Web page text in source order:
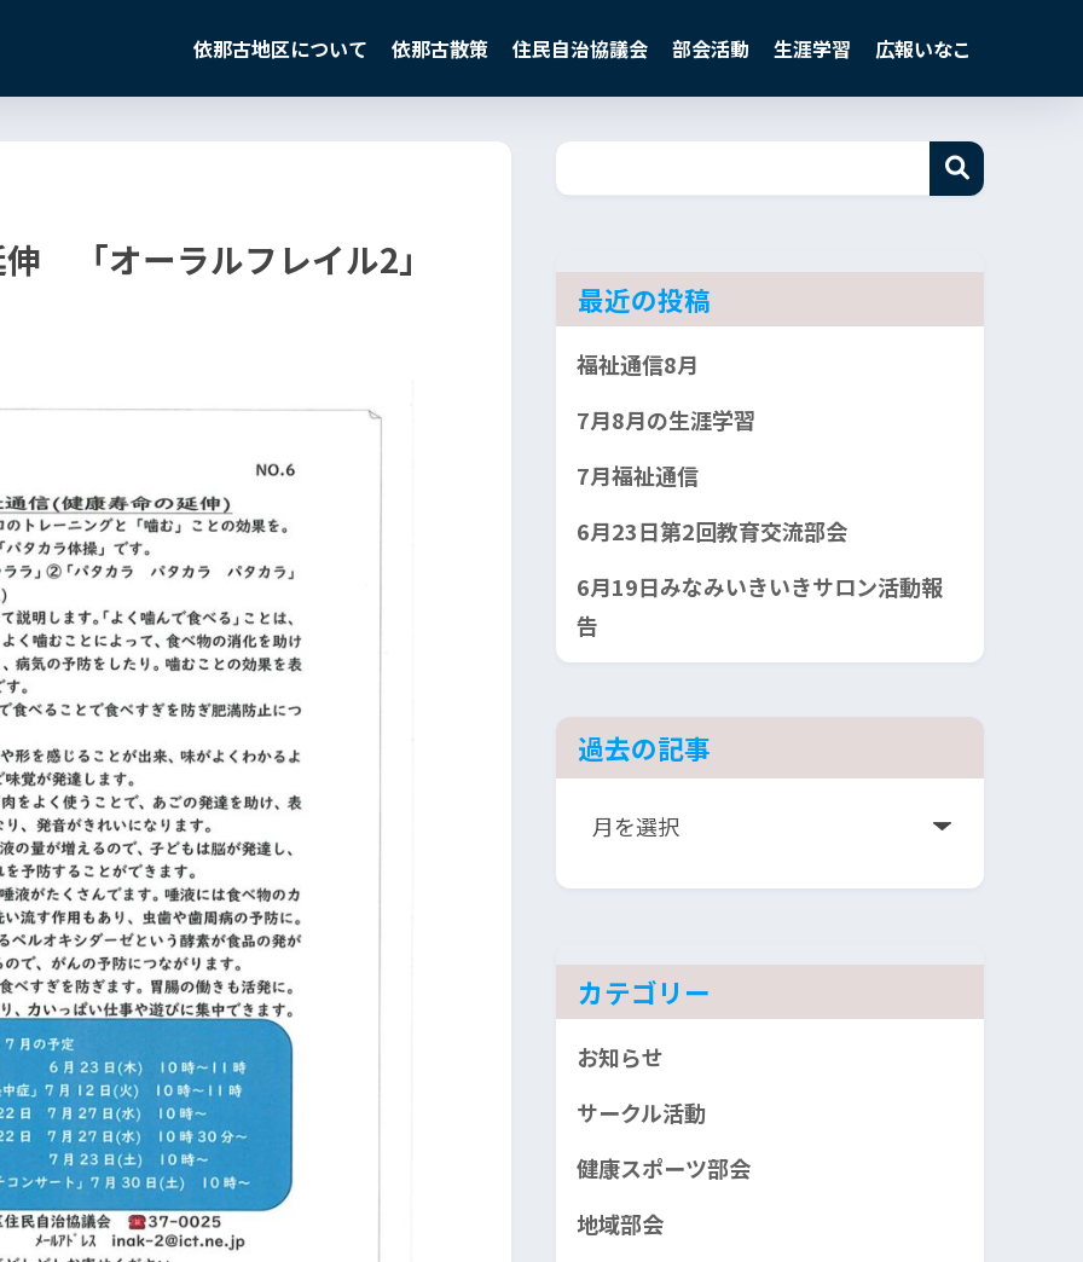
依那古地区について 依那古散策 住民自治協議会 部会活動 生涯学習 広報いなこ
「オーラルフレイル2」
最近の投稿
福祉通信8月
7月8月の生涯学習
7月福祉通信
6月23日第2回教育交流部会
6月19日みなみいきいきサロン活動報
告
過去の記事
ア
カ
ブ
カテゴリー
お知らせ
サークル活動
健康スポーツ部会
地域部会